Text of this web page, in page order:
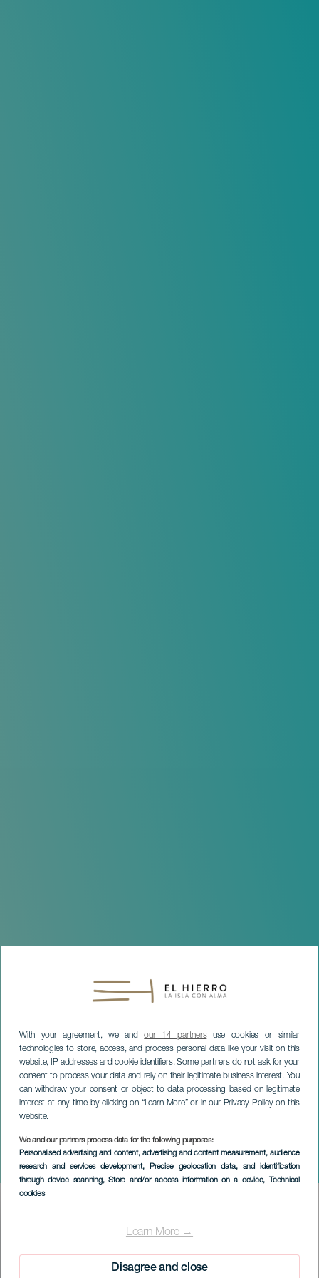
With your agreement, we andour 14 partnersuse cookies or similar
technologies to store, access, and process personal data like your visit on this
website, IP addresses and cookie identifiers. Some partners do not ask for your
consent to process your data and rely on their legitimate business interest. You
can withdraw your consent or object to data processing based on legitimate
interest at any time by clicking on “Learn More” or in our Privacy Policy on this
website.
We and our partners process data for the following purposes:
Personalised advertising and content, advertising and content measurement, audience
research and services development, Precise geolocation data, and identification
through device scanning, Store and/or access information on a device, Technical
cookies
Learn More →
Disagree and close
Kinderparade & Gala voor
de Kinderkoningin